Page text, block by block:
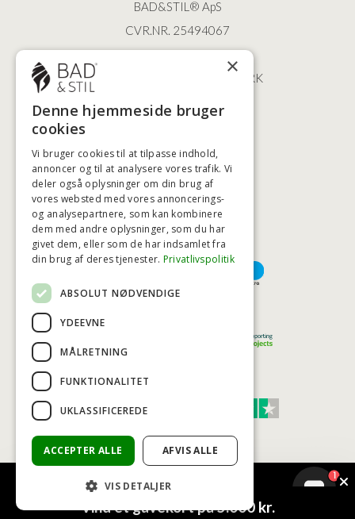
BAD&STIL® ApS
CVR.NR. 25494067
ØSTERBROGADE 202
2100 KØBENHAVN • DANMARK
+45 3920 5084
HØJESTE KREDITVÆRDIGHED
BETALINGSMULIGHEDER
TRUST SCORE 4,7
© COPYRIGHT - BAD&STIL® ApS 2026
×
Denne hjemmeside bruger
cookies
Vi bruger cookies til at tilpasse indhold,
annoncer og til at analysere vores trafik. Vi
deler også oplysninger om din brug af
vores websted med vores annoncerings-
og analysepartnere, som kan kombinere
dem med andre oplysninger, som du har
givet dem, eller som de har indsamlet fra
din brug af deres tjenester. Privatlivspolitik
ABSOLUT NØDVENDIGE
YDEEVNE
MÅLRETNING
FUNKTIONALITET
UKLASSIFICEREDE
ACCEPTER ALLE AFVIS ALLE
VIS DETALJER
1
Vind et gavekort på 5.000 kr.